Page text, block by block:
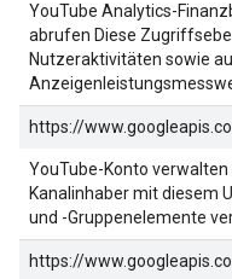
YouTube Analytics-
abrufen Diese
Nutzeraktivitäten sowie
https://
YouTube-Konto verwalten
Kanalinhaber mit diesem
und -Gruppenelemente
https://